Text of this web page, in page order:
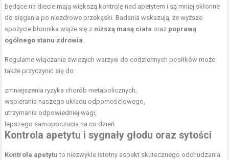
będące na diecie mają większą kontrolę nad apetytem i są mniej skłonne
do sięgania po niezdrowe przekąski. Badania wskazują, że wyższe
spożycie błonnika wiąże się z niższą masą ciała oraz poprawą
ogólnego stanu zdrowia.
Regularne włączanie świeżych warzyw do codziennych posiłków może
także przyczynić się do:
zmniejszenia ryzyka chorób metabolicznych,
wspierania naszego układu odpornościowego,
utrzymania odpowiedniej wagi,
lepszego samopoczucia na co dzień.
Kontrola apetytu i sygnały głodu oraz sytości
Kontrola apetytu to niezwykle istotny aspekt skutecznego odchudzania.